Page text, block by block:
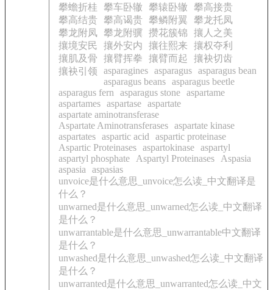
攀蟾折桂
攀车卧辙 攀辕卧辙
攀高接贵
攀高结贵
攀高谒贵 攀鳞附翼
攀龙托凤
攀龙附凤
攀龙附骥 攒花簇锦
攘人之美
攘境安民
攘外安内 攘往熙来 攘权夺利
攘肌及骨
攘臂挥拳 攘臂而起
攘袂切齿
攘袂引领
asparagines asparagus asparagus bean
asparagus beans asparagus beetle
asparagus fern
asparagus stone aspartame
aspartames aspartase aspartate
aspartate aminotransferase
Aspartate Aminotransferases aspartate kinase
aspartates aspartic acid
aspartic proteinase
Aspartic Proteinases aspartokinase aspartyl
aspartyl phosphate
Aspartyl Proteinases
Aspasia
aspasia
aspasias
unvoice是什么意思_unvoice怎么读_中文翻译是
什么？
unwarned是什么意思_unwarned怎么读_中文翻译
是什么？
unwarrantable是什么意思_unwarrantable中文翻译
是什么？
unwashed是什么意思_unwashed怎么读_中文翻译
是什么？
unwarranted是什么意思_unwarranted怎么读_中文